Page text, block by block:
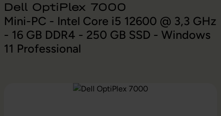
Dell OptiPlex 7000
Mini-PC - Intel Core i5 12600 @ 3,3 GHz
- 16 GB DDR4 - 250 GB SSD - Windows
11 Professional
Bildergalerie überspringen